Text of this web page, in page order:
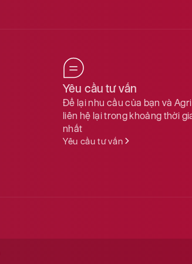
Yêu cầu tư vấn
Để lại nhu cầu của bạn và
liên hệ lại trong khoảng thời
nhất
Yêu cầu tư vấn